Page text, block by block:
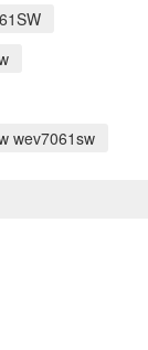
wev7061sw